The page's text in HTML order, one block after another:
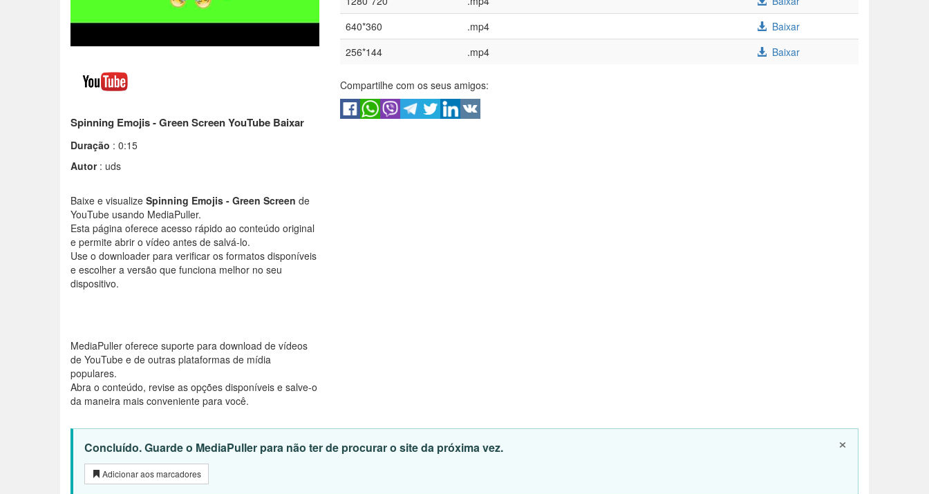
Spinning Emojis - Green Screen YouTube Baixar
Duração : 0:15
Autor: uds
Baixe e visualize Spinning Emojis - Green Screen de
YouTube usando MediaPuller.
Esta página oferece acesso rápido ao conteúdo original
e permite abrir o vídeo antes de salvá-lo.
Use o downloader para verificar os formatos disponíveis
e escolher a versão que funciona melhor no seu
dispositivo.
MediaPuller oferece suporte para download de vídeos
de YouTube e de outras plataformas de mídia
populares.
Abra o conteúdo, revise as opções disponíveis e salve-o
da maneira mais conveniente para você.
640*360
.mp4
Baixar
256*144
.mp4 Baixar
Compartilhe com os seus amigos:
×
Concluído. Guarde o MediaPuller para não ter de procurar o site da próxima vez.
Adicionar aos marcadores